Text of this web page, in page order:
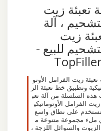
تعبئة زيت
، آلة
زيت
للبيع -
زيت الفرامل الأوتو
وتطبيق خط تعبئة الز
السلسلة من آلة تعب
الفرامل الأوتوماتيكي
على نطاق واسع
مجموعة متنوعة م
والسوائل اللزجة ،